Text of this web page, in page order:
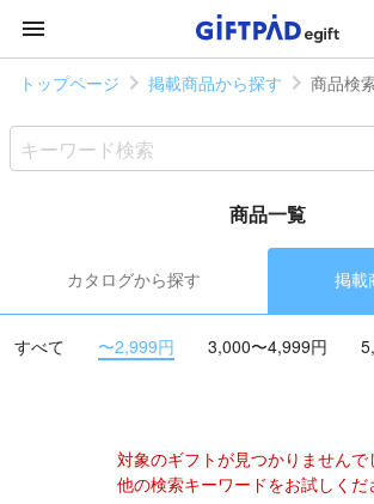
トップページ 掲載商品から探す 商品検
商品一覧
カタログから探す 掲載
すべて 〜2,999円 3,000〜4,999円
対象のギフトが見つかりませんで
他の検索キーワードをお試しくだ